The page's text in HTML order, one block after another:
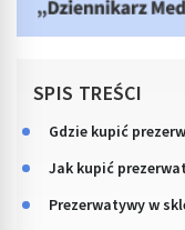
SPIS TREŚCI
Gdzie kupić
Jak kupić
Prezerwatywy w